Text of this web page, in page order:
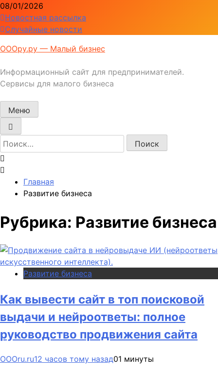
Перейти
к
содержимому
08/01/2026
Новостная рассылка
Случайные новости
ОООру.ру — Малый бизнес
Информационный сайт для предпринимателей.
Сервисы для малого бизнеса
Меню
Найти:
Главная
Развитие бизнеса
Рубрика: Развитие бизнеса
Развитие бизнеса
Как вывести сайт в топ поисковой
выдачи и нейроответы: полное
руководство продвижения сайта
OOOru.ru12 часов тому назад01 минуты